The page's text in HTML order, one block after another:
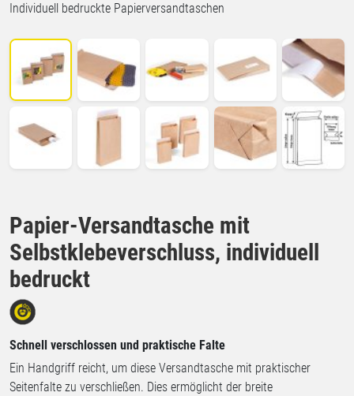
Papier-Versandtasche mit
Selbstklebeverschluss, individuell
bedruckt
Individuell bedruckte Papierversandtaschen
Schnell verschlossen und praktische Falte
Ein Handgriff reicht, um diese Versandtasche mit praktischer
Seitenfalte zu verschließen. Dies ermöglicht der breite